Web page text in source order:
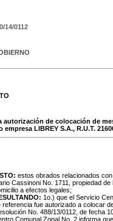
14/0112
autorización de colocación de
LIBREY S.A., R.U.T.
estos obrados relacionados
Cassinoni No. 1711, propiedad
a efectos legales;
1o.) que el Servicio
referencia fue autorizado a colocar
No. 488/13/0112, de fecha
Comunal Zonal No. 2 informa